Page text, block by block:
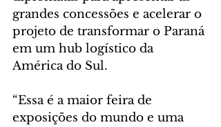
grandes concessões e acelerar o
projeto de transformar o Paraná
em um hub logístico da
América do Sul.
“Essa é a maior feira de
exposições do mundo e uma